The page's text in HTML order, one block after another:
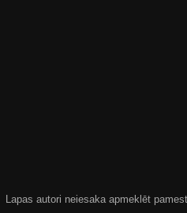
Lapas autori neiesaka apmeklēt